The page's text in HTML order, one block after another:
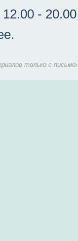
-
только с